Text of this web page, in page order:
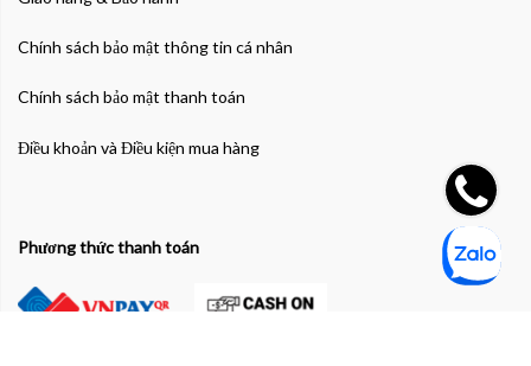
Chính sách bảo mật thông tin cá nhân
Chính sách bảo mật thanh toán
Điều khoản và Điều kiện mua hàng
Phương thức thanh toán